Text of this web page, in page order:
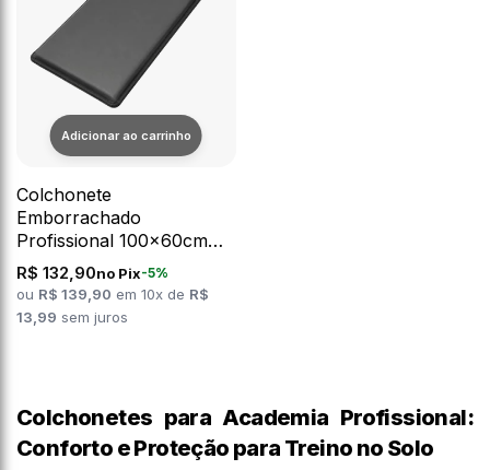
Colchonete
Emborrachado
Profissional 100x60cm
D60 Envolst
R$ 132,90no Pix-5%
ou R$ 139,90 em 10x de R$
13,99 sem juros
Colchonetes para Academia Profissional:
Conforto e Proteção para Treino no Solo